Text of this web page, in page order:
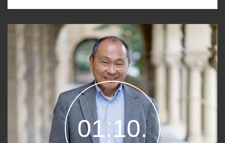
01.10.